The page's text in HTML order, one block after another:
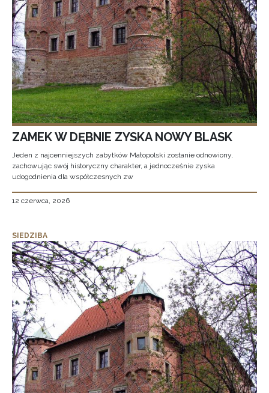
ZAMEK W DĘBNIE ZYSKA NOWY BLASK
Jeden z najcenniejszych zabytków Małopolski zostanie odnowiony,
zachowując swój historyczny charakter, a jednocześnie zyska
udogodnienia dla współczesnych zw
12 czerwca, 2026
SIEDZIBA